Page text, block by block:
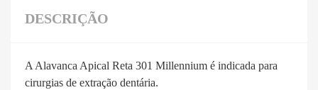
DESCRIÇÃO
A Alavanca Apical Reta 301 Millennium é indicada para
cirurgias de extração dentária.